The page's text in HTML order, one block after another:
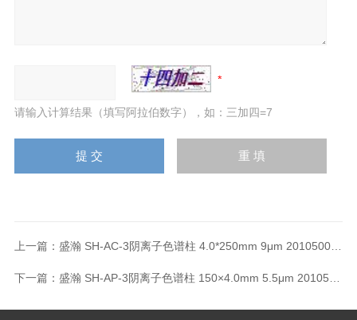
请输入计算结果（填写阿拉伯数字），如：三加四=7
上一篇： 盛瀚 SH-AC-3阴离子色谱柱 4.0*250mm 9μm 201050019
下一篇： 盛瀚 SH-AP-3阴离子色谱柱 150×4.0mm 5.5μm 201050050